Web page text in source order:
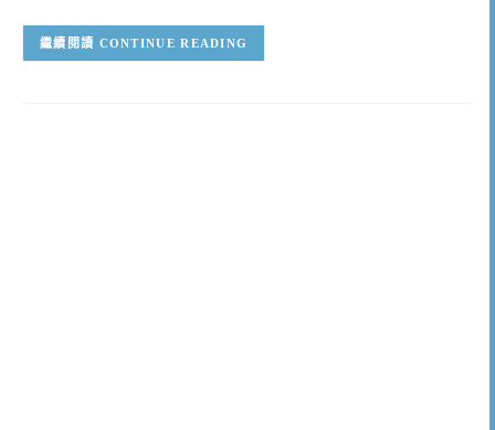
CONTINUE READING